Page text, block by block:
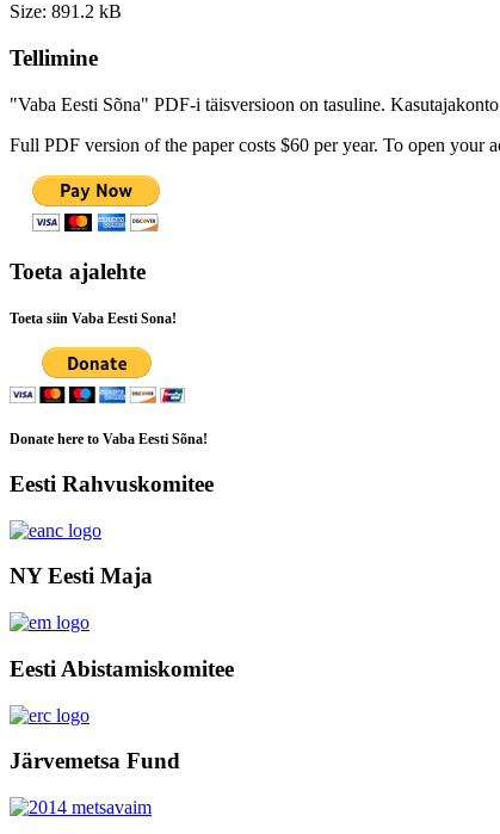
Size: 891.2 kB
Tellimine
"Vaba Eesti Sõna" PDF-i täisversioon on tasuline.
Full PDF version of the paper costs $60 per year. To open your
Toeta ajalehte
Toeta siin Vaba Eesti Sona!
Donate here to Vaba Eesti Sõna!
Eesti Rahvuskomitee
NY Eesti Maja
Eesti Abistamiskomitee
Järvemetsa Fund